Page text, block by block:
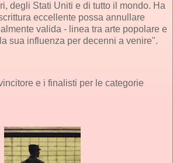
degli Stati Uniti e di tutto il mondo. Ha
eccellente possa annullare
valida - linea tra arte popolare e
sua influenza per decenni a venire".
e i finalisti per le categorie